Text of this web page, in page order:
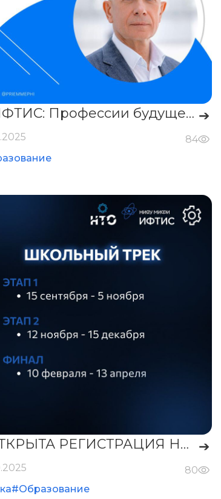
🔹 ИФТИС: Профессии будущего: есть ли у инженерии хорошие перспективы? ➔
84
🌍ОТКРЫТА РЕГИСТРАЦИЯ НА ПРОФИЛЬ «ЯДЕРНЫЕ ТЕХНОЛОГИИ» НТО🌍 ➔
80
#Образование